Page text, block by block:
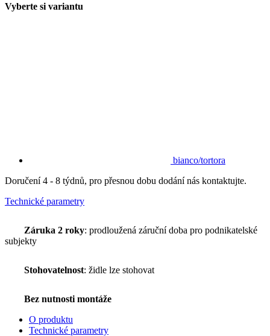
Vyberte si variantu
bianco/tortora
Doručení 4 - 8 týdnů, pro přesnou dobu dodání nás kontaktujte.
Technické parametry
Záruka 2 roky: prodloužená záruční doba pro podnikatelské
subjekty
Stohovatelnost: židle lze stohovat
Bez nutnosti montáže
O produktu
Technické parametry